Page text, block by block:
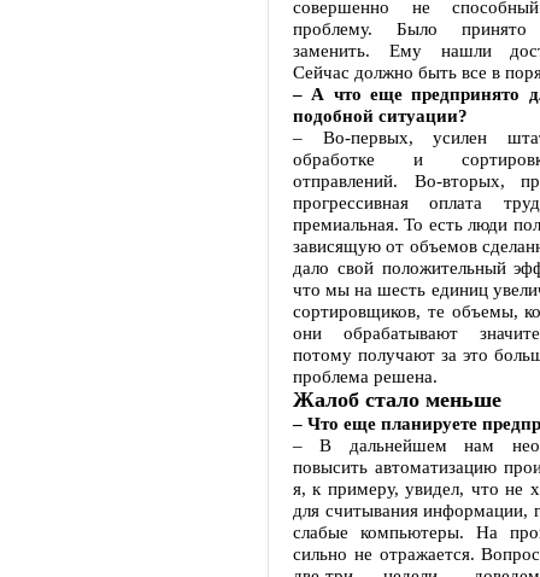
совершенно не
проблему. Было
заменить. Ему нашли
Сейчас должно быть все в
– А что еще предпринято
подобной ситуации?
– Во-первых, усилен
обработке и
отправлений. Во-вторых,
прогрессивная оплата
премиальная. То есть люди
зависящую от объемов
дало свой положительный
что мы на шесть единиц
сортировщиков, те объемы,
они обрабатывают
потому получают за это
проблема решена.
Жалоб стало меньше
– Что еще планируете
– В дальнейшем нам
повысить автоматизацию
я, к примеру, увидел, что не
для считывания информации,
слабые компьютеры. На
сильно не отражается.